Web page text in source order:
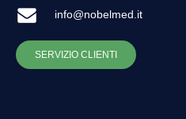
info@nobelmed.it
SERVIZIO CLIENTI